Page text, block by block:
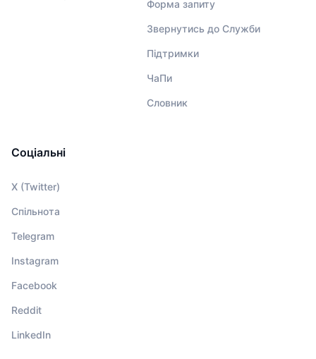
Форма запиту
Звернутись до Служби
Підтримки
ЧаПи
Словник
Соціальні
X (Twitter)
Спільнота
Telegram
Instagram
Facebook
Reddit
LinkedIn